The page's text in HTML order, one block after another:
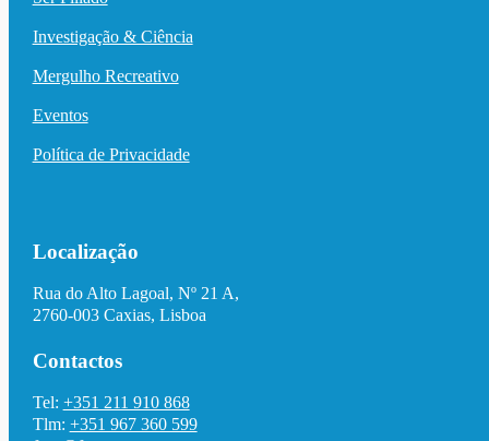
Investigação & Ciência
Mergulho Recreativo
Eventos
Política de Privacidade
Localização
Rua do Alto Lagoal, Nº 21 A,
2760-003 Caxias, Lisboa
Contactos
Tel: +351 211 910 868
Tlm: +351 967 360 599